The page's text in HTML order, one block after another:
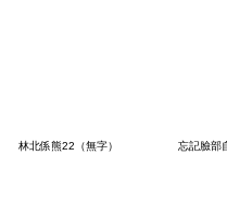
林北係熊22（無字） 忘記臉部